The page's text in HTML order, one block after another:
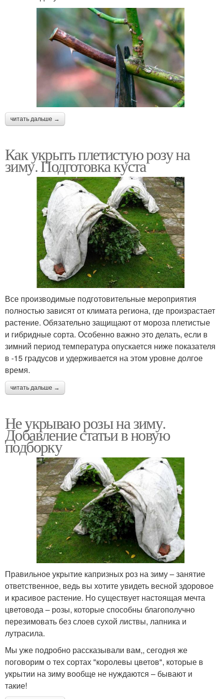
читать дальше →
Как укрыть плетистую розу на
зиму. Подготовка куста
Все производимые подготовительные мероприятия
полностью зависят от климата региона, где произрастает
растение. Обязательно защищают от мороза плетистые
и гибридные сорта. Особенно важно это делать, если в
зимний период температура опускается ниже показателя
в -15 градусов и удерживается на этом уровне долгое
время.
читать дальше →
Не укрываю розы на зиму.
Добавление статьи в новую
подборку
Правильное укрытие капризных роз на зиму – занятие
ответственное, ведь вы хотите увидеть весной здоровое
и красивое растение. Но существует настоящая мечта
цветовода – розы, которые способны благополучно
перезимовать без слоев сухой листвы, лапника и
лутрасила.
Мы уже подробно рассказывали вам,, сегодня же
поговорим о тех сортах "королевы цветов", которые в
укрытии на зиму вообще не нуждаются – бывают и
такие!